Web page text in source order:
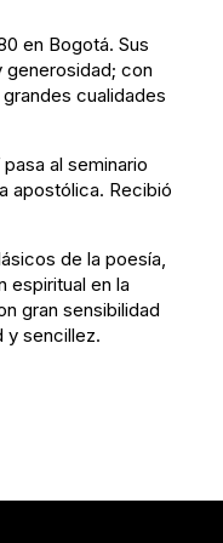
en Bogotá. Sus
generosidad; con
cualidades
al seminario
apostólica. Recibió
de la poesía,
espiritual en la
gran sensibilidad
y sencillez.